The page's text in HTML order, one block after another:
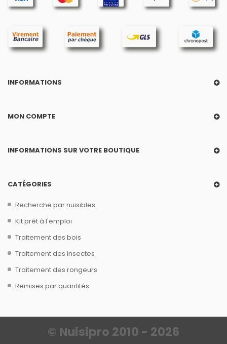
INFORMATIONS
MON COMPTE
INFORMATIONS SUR VOTRE BOUTIQUE
CATÉGORIES
Recherche par nuisibles
Kit prêt à l'emploi
Traitement des bois
Traitement des insectes
Traitement des rongeurs
Remises par quantités
© Nuisipro 2010 - 2026